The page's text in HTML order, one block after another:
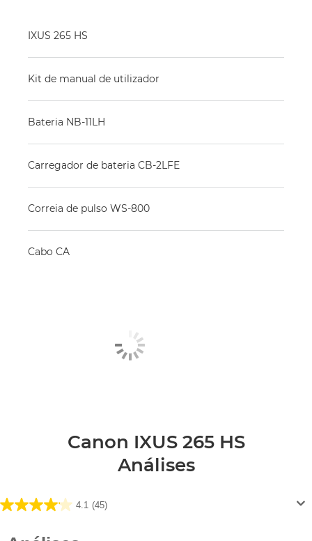
IXUS 265 HS
Kit de manual de utilizador
Bateria NB-11LH
Carregador de bateria CB-2LFE
Correia de pulso WS-800
Cabo CA
Canon IXUS 265 HS
Análises
4.1 (45)
4.1